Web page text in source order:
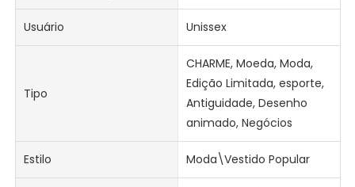
Usuário Unissex
Tipo
CHARME, Moeda, Moda,
Edição Limitada, esporte,
Antiguidade, Desenho
animado, Negócios
Estilo Moda\Vestido Popular